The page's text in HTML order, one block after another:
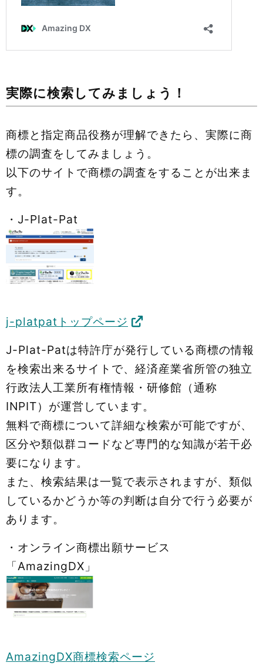
実際に検索してみましょう！
商標と指定商品役務が理解できたら、実際に商
標の調査をしてみましょう。
以下のサイトで商標の調査をすることが出来ま
す。
・J-Plat-Pat
j-platpatトップページ
J-Plat-Patは特許庁が発行している商標の情報
を検索出来るサイトで、経済産業省所管の独立
行政法人工業所有権情報・研修館（通称
INPIT）が運営しています。
無料で商標について詳細な検索が可能ですが、
区分や類似群コードなど専門的な知識が若干必
要になります。
また、検索結果は一覧で表示されますが、類似
しているかどうか等の判断は自分で行う必要が
あります。
・オンライン商標出願サービス
「AmazingDX」
AmazingDX商標検索ページ